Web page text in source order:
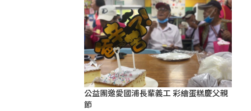
公益團邀愛國浦長輩義工 彩繪蛋糕慶父親
節